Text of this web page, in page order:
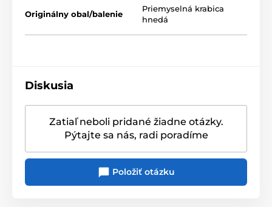
Produkt je zaradený v kategóriách
Originálny obal/balenie
Priemyselná krabica
hnedá
Diskusia
Zatiaľ neboli pridané žiadne otázky.
Pýtajte sa nás, radi poradíme
Položiť otázku